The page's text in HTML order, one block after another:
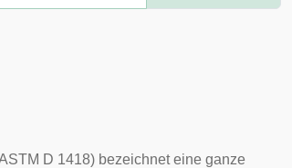
D 1418) bezeichnet eine ganze